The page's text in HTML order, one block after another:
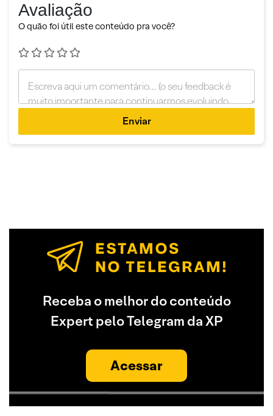
Avaliação
O quão foi útil este conteúdo pra você?
Enviar
Receba o melhor do conteúdo
Expert pelo Telegram da XP
Acessar